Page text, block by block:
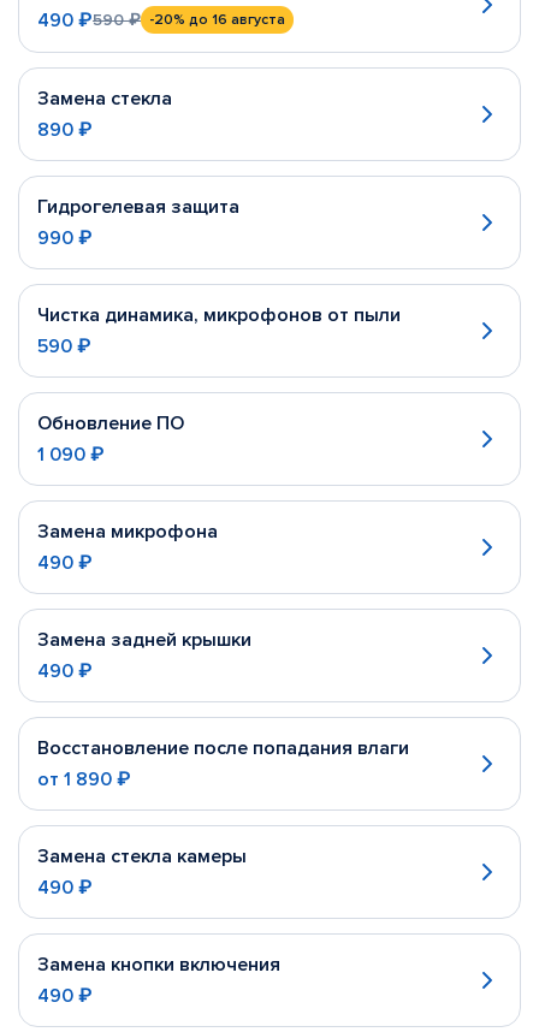
490 ₽590 ₽ -20% до 16 августа
Замена стекла
890 ₽
Гидрогелевая защита
990 ₽
Чистка динамика, микрофонов от пыли
590 ₽
Обновление ПО
1 090 ₽
Замена микрофона
490 ₽
Замена задней крышки
490 ₽
Восстановление после попадания влаги
от 1 890 ₽
Замена стекла камеры
490 ₽
Замена кнопки включения
490 ₽